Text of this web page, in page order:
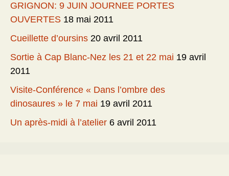
GRIGNON: 9 JUIN JOURNEE PORTES
OUVERTES 18 mai 2011
Cueillette d’oursins 20 avril 2011
Sortie à Cap Blanc-Nez les 21 et 22 mai 19 avril
2011
Visite-Conférence « Dans l’ombre des
dinosaures » le 7 mai 19 avril 2011
Un après-midi à l’atelier 6 avril 2011